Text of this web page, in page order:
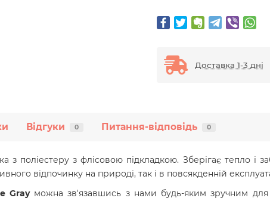
Доставка 1-3 дні
Відгуки 0 Питання-відповідь 0
з поліестеру з флісовою підкладкою. Зберігає тепло і
відпочинку на природі, так і в повсякденній
Gray можна зв'язавшись з нами будь-яким зручним для